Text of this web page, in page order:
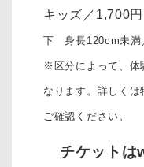
キッズ／1,700円
下 身長120cm未満
※区分によって、体
なります。詳しく
ご確認ください。
チケットは